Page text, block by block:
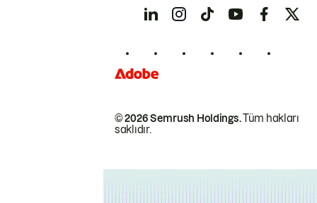
© 2026 Semrush Holdings.Tüm hakları
saklıdır.